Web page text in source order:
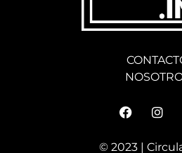
© 2023 |